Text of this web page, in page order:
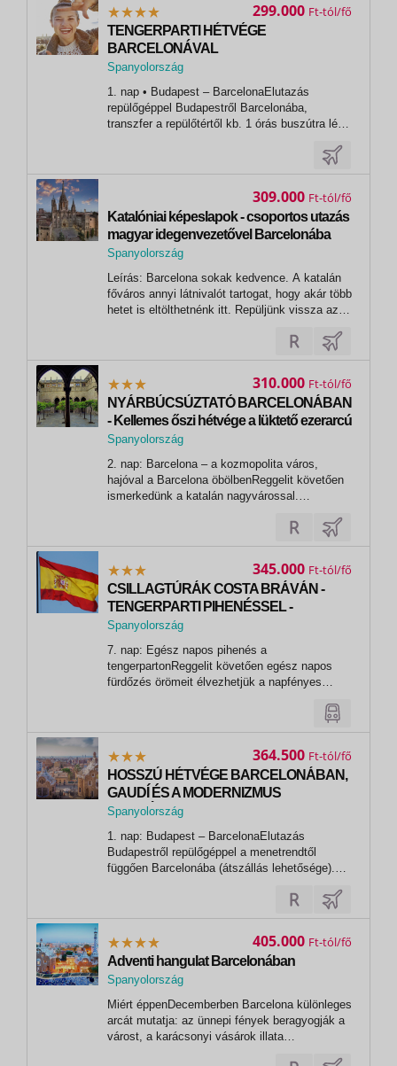
TENGERPARTI HÉTVÉGE
BARCELONÁVAL
Spanyolország
Barcelona
1. nap • Budapest – BarcelonaElutazás
repülőgéppel Budapestről Barcelonába,
transzfer a repülőtértől kb. 1 órás buszútra lévő
Boqueria – La Rambla – Gótikus negyed –
299.000 Ft
Katalóniai képeslapok - csoportos utazás
magyar idegenvezetővel Barcelonába
2026.10.09-12.
Spanyolország
Barcelona
Leírás: Barcelona sokak kedvence. A katalán
főváros annyi látnivalót tartogat, hogy akár több
hetet is eltölthetnénk itt. Repüljünk vissza az
sikátoraiban, merüljünk el a sokszínű Rambla
sétány forgatagában, majd ugorjunk az időben
309.000 Ft
NYÁRBÚCSÚZTATÓ BARCELONÁBAN
- Kellemes őszi hétvége a lüktető ezerarcú
kozmopolita városban
Spanyolország
Barcelona
2. nap: Barcelona – a kozmopolita város,
hajóval a Barcelona öbölbenReggelit követően
ismerkedünk a katalán nagyvárossal.
gyalogosan tekintjük meg a várost, amely egy
komplett és átfogó képet ad a
olimpiai negyed...
310.000 Ft
CSILLAGTÚRÁK COSTA BRÁVÁN -
TENGERPARTI PIHENÉSSEL -
Tengerparti nyaralás tartalmas
kirándulásokkal Spanyolországban
Spanyolország
Barcelona
7. nap: Egész napos pihenés a
tengerpartonReggelit követően egész napos
fürdőzés örömeit élvezhetjük a napfényes
indulunk Szegedről Budapesten át Szlovénia
keresztül....
345.000 Ft
HOSSZÚ HÉTVÉGE BARCELONÁBAN,
GAUDÍ ÉS A MODERNIZMUS
NYOMÁBAN - A lüktető, ezerarcú
kozmopolita város
Spanyolország
Barcelona
1. nap: Budapest – BarcelonaElutazás
Budapestről repülőgéppel a menetrendtől
függően Barcelonába (átszállás lehetősége).
keresztül szállásunk lesz. Menetrendtől függő­
en ismerkedünk a spanyol nagyváros
város...
364.500 Ft
Adventi hangulat Barcelonában
Spanyolország
Barcelona
Miért éppenDecemberben Barcelona különleges
arcát mutatja: az ünnepi fények beragyogják a
várost, a karácsonyi vásárok illata
405.000 Ft